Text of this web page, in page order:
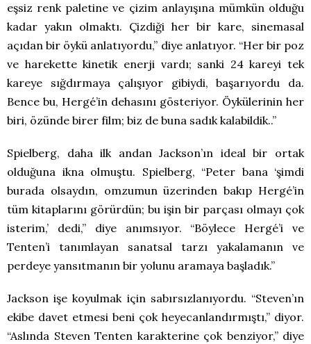
eşsiz renk paletine ve çizim anlayışına mümkün olduğu
kadar yakın olmaktı. Çizdiği her bir kare, sinemasal
açıdan bir öykü anlatıyordu,” diye anlatıyor. “Her bir poz
ve harekette kinetik enerji vardı; sanki 24 kareyi tek
kareye sığdırmaya çalışıyor gibiydi, başarıyordu da.
Bence bu, Hergé’in dehasını gösteriyor. Öykülerinin her
biri, özünde birer film; biz de buna sadık kalabildik..”
Spielberg, daha ilk andan Jackson’ın ideal bir ortak
olduğuna ikna olmuştu. Spielberg, “Peter bana ‘şimdi
burada olsaydın, omzumun üzerinden bakıp Hergé’in
tüm kitaplarını görürdün; bu işin bir parçası olmayı çok
isterim,’ dedi,” diye anımsıyor. “Böylece Hergé’i ve
Tenten’i tanımlayan sanatsal tarzı yakalamanın ve
perdeye yansıtmanın bir yolunu aramaya başladık.”
Jackson işe koyulmak için sabırsızlanıyordu. “Steven’ın
ekibe davet etmesi beni çok heyecanlandırmıştı,” diyor.
“Aslında Steven Tenten karakterine çok benziyor,” diye